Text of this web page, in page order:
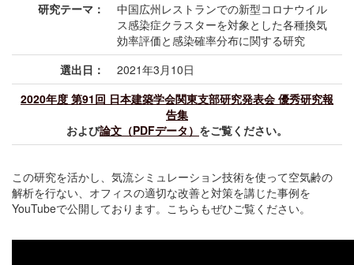
研究テーマ：
中国広州レストランでの新型コロナウイル
ス感染症クラスターを対象とした各種換気
効率評価と感染確率分布に関する研究
選出日：
2021年3月10日
2020年度 第91回 日本建築学会関東支部研究発表会 優秀研究報
告集
および論文（PDFデータ） をご覧ください。
この研究を活かし、気流シミュレーション技術を使って空気齢の
解析を行ない、オフィスの適切な改善と対策を講じた事例を
YouTubeで公開しております。こちらもぜひご覧ください。